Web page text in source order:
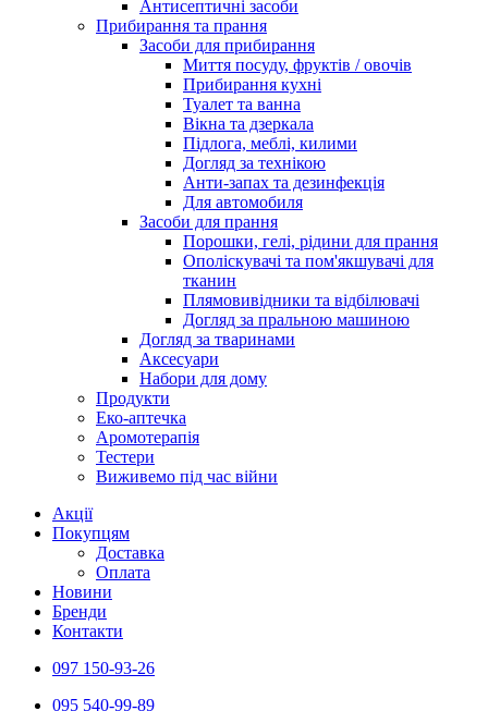
Антисептичні засоби
Прибирання та прання
Засоби для прибирання
Миття посуду, фруктів / овочів
Прибирання кухні
Туалет та ванна
Вікна та дзеркала
Підлога, меблі, килими
Догляд за технікою
Анти-запах та дезинфекція
Для автомобиля
Засоби для прання
Порошки, гелі, рідини для прання
Ополіскувачі та пом'якшувачі для
тканин
Плямовивідники та відбілювачі
Догляд за пральною машиною
Догляд за тваринами
Аксесуари
Набори для дому
Продукти
Еко-аптечка
Аромотерапія
Тестери
Виживемо під час війни
Акції
Покупцям
Доставка
Оплата
Новини
Бренди
Контакти
097 150-93-26
095 540-99-89